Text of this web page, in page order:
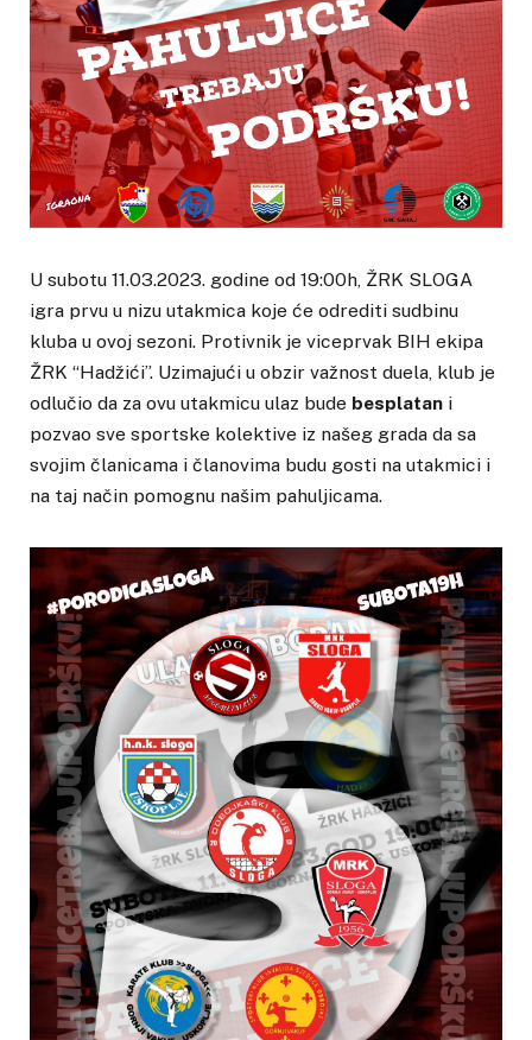
U subotu 11.03.2023. godine od 19:00h, ŽRK SLOGA
igra prvu u nizu utakmica koje će odrediti sudbinu
kluba u ovoj sezoni. Protivnik je viceprvak BIH ekipa
ŽRK “Hadžići”. Uzimajući u obzir važnost duela, klub je
odlučio da za ovu utakmicu ulaz bude besplatan i
pozvao sve sportske kolektive iz našeg grada da sa
svojim članicama i članovima budu gosti na utakmici i
na taj način pomognu našim pahuljicama.